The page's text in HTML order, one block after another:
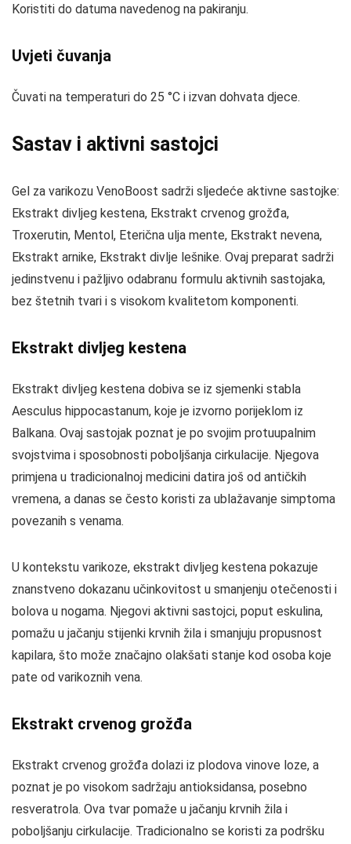
Koristiti do datuma navedenog na pakiranju.
Uvjeti čuvanja
Čuvati na temperaturi do 25 °C i izvan dohvata djece.
Sastav i aktivni sastojci
Gel za varikozu VenoBoost sadrži sljedeće aktivne sastojke:
Ekstrakt divljeg kestena, Ekstrakt crvenog grožđa,
Troxerutin, Mentol, Eterična ulja mente, Ekstrakt nevena,
Ekstrakt arnike, Ekstrakt divlje lešnike. Ovaj preparat sadrži
jedinstvenu i pažljivo odabranu formulu aktivnih sastojaka,
bez štetnih tvari i s visokom kvalitetom komponenti.
Ekstrakt divljeg kestena
Ekstrakt divljeg kestena dobiva se iz sjemenki stabla
Aesculus hippocastanum, koje je izvorno porijeklom iz
Balkana. Ovaj sastojak poznat je po svojim protuupalnim
svojstvima i sposobnosti poboljšanja cirkulacije. Njegova
primjena u tradicionalnoj medicini datira još od antičkih
vremena, a danas se često koristi za ublažavanje simptoma
povezanih s venama.
U kontekstu varikoze, ekstrakt divljeg kestena pokazuje
znanstveno dokazanu učinkovitost u smanjenju otečenosti i
bolova u nogama. Njegovi aktivni sastojci, poput eskulina,
pomažu u jačanju stijenki krvnih žila i smanjuju propusnost
kapilara, što može značajno olakšati stanje kod osoba koje
pate od varikoznih vena.
Ekstrakt crvenog grožđa
Ekstrakt crvenog grožđa dolazi iz plodova vinove loze, a
poznat je po visokom sadržaju antioksidansa, posebno
resveratrola. Ova tvar pomaže u jačanju krvnih žila i
poboljšanju cirkulacije. Tradicionalno se koristi za podršku